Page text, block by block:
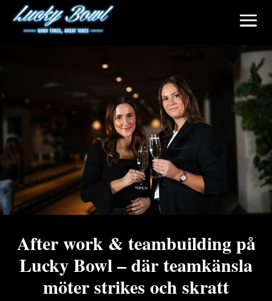
After work & teambuilding på
Lucky Bowl – där teamkänsla
möter strikes och skratt